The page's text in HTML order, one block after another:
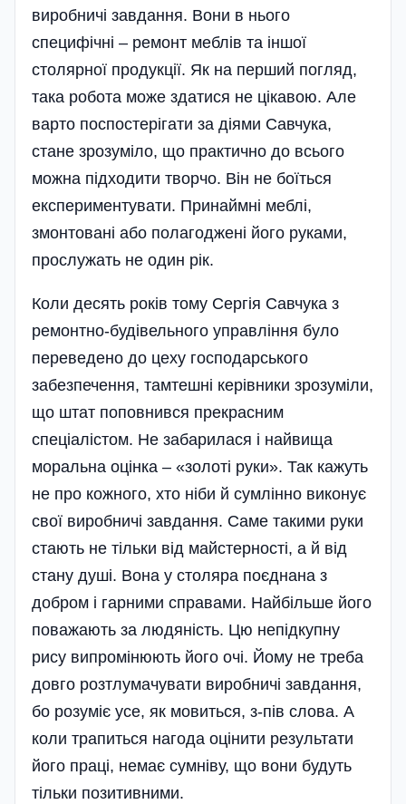
виробничі завдання. Вони в нього
специфічні – ремонт меблів та іншої
столярної продукції. Як на перший погляд,
така робота може здатися не цікавою. Але
варто поспостерігати за діями Савчука,
стане зрозуміло, що практично до всього
можна підходити творчо. Він не боїться
експериментувати. Принаймні меблі,
змонтовані або полагоджені його руками,
прослужать не один рік.
Коли десять років тому Сергія Савчука з
ремонтно-будівельного управління було
переведено до цеху господарського
забезпечення, тамтешні керівники зрозуміли,
що штат поповнився прекрасним
спеціалістом. Не забарилася і найвища
моральна оцінка – «золоті руки». Так кажуть
не про кожного, хто ніби й сумлінно виконує
свої виробничі завдання. Саме такими руки
стають не тільки від майстерності, а й від
стану душі. Вона у столяра поєднана з
добром і гарними справами. Найбільше його
поважають за людяність. Цю непідкупну
рису випромінюють його очі. Йому не треба
довго розтлумачувати виробничі завдання,
бо розуміє усе, як мовиться, з-пів слова. А
коли трапиться нагода оцінити результати
його праці, немає сумніву, що вони будуть
тільки позитивними.